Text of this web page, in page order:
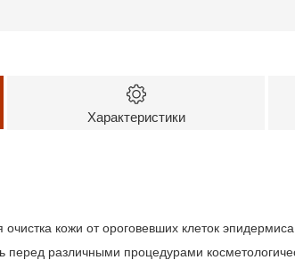
Характеристики
кожи от ороговевших клеток
различными процедурами